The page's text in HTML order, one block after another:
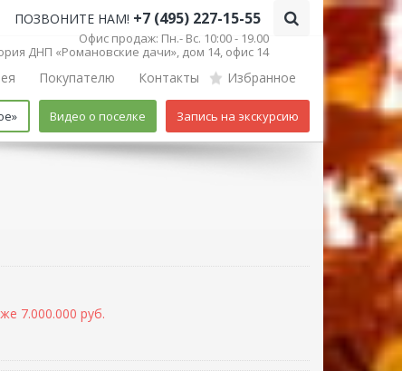
Офис продаж: Пн.- Вс. 10:00 - 19.00
ДНП «Романовские дачи», дом 14, офис 14
ПОЗВОНИТЕ НАМ! +7 (495) 227-15-55
Покупателю Контакты Избранное
Видео о поселке Запись на экскурсию
7.000.000 руб.